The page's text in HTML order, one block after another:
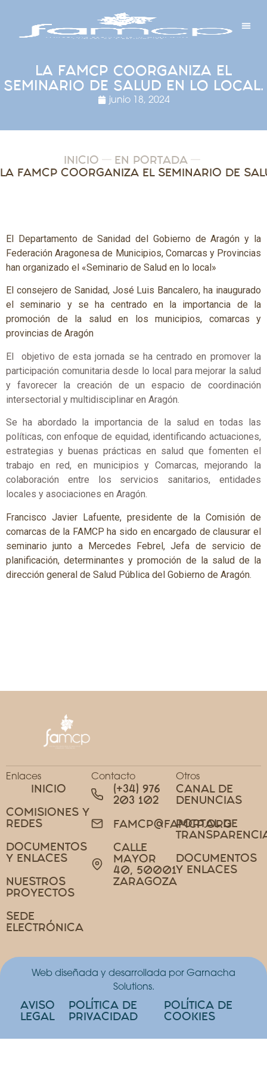
LA FAMCP COORGANIZA EL
SEMINARIO DE SALUD EN LO LOCAL.
junio 18, 2024
INICIO EN PORTADA
El Departamento de Sanidad del Gobierno de Aragón y la
Federación Aragonesa de Municipios, Comarcas y Provincias
han organizado el «Seminario de Salud en lo local»
El consejero de Sanidad, José Luis Bancalero, ha inaugurado
el seminario y se ha centrado en la importancia de la
promoción de la salud en los municipios, comarcas y
provincias de Aragón
El objetivo de esta jornada se ha centrado en promover la
participación comunitaria desde lo local para mejorar la salud
y favorecer la creación de un espacio de coordinación
intersectorial y multidisciplinar en Aragón.
Se ha abordado la importancia de la salud en todas las
políticas, con enfoque de equidad, identificando actuaciones,
estrategias y buenas prácticas en salud que fomenten el
trabajo en red, en municipios y Comarcas, mejorando la
colaboración entre los servicios sanitarios, entidades
locales y asociaciones en Aragón.
Francisco Javier Lafuente, presidente de la Comisión de
comarcas de la FAMCP ha sido en encargado de clausurar el
seminario junto a Mercedes Febrel, Jefa de servicio de
planificación, determinantes y promoción de la salud de la
dirección general de Salud Pública del Gobierno de Aragón.
Enlaces
INICIO
COMISIONES Y
REDES
DOCUMENTOS
Y ENLACES
NUESTROS
PROYECTOS
SEDE
ELECTRÓNICA
Contacto
(+34) 976
203 102
FAMCP@FAMCP.ORG
CALLE
MAYOR
40, 50001
ZARAGOZA
Otros
CANAL DE
DENUNCIAS
PORTAL DE
DOCUMENTOS
Y ENLACES
Web diseñada y desarrollada por Garnacha
Solutions.
AVISO
LEGAL
POLÍTICA DE
PRIVACIDAD
POLÍTICA DE
COOKIES